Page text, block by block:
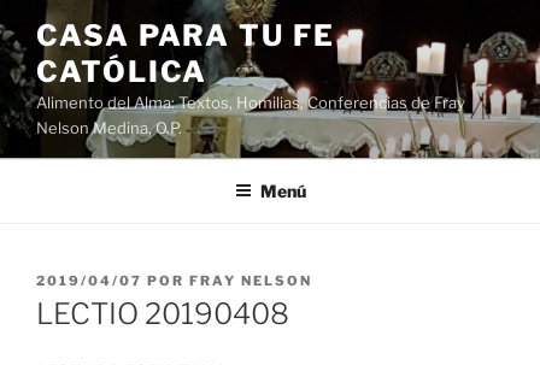
Saltar
al
contenido
CASA PARA TU FE
CATÓLICA
Alimento del Alma: Textos, Homilias, Conferencias de Fray
Nelson Medina, O.P.
Menú
PUBLICADO
EL
2019/04/07 POR FRAY NELSON
LECTIO 20190408